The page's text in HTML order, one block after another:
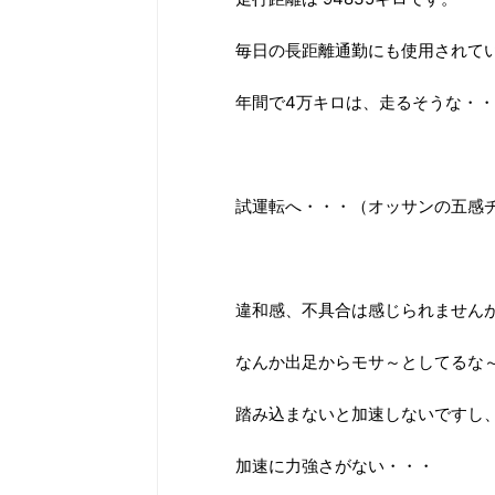
毎日の長距離通勤にも使用されて
年間で4万キロは、走るそうな・・
試運転へ・・・（オッサンの五感
違和感、不具合は感じられませんが
なんか出足からモサ～としてるな
踏み込まないと加速しないですし、
加速に力強さがない・・・